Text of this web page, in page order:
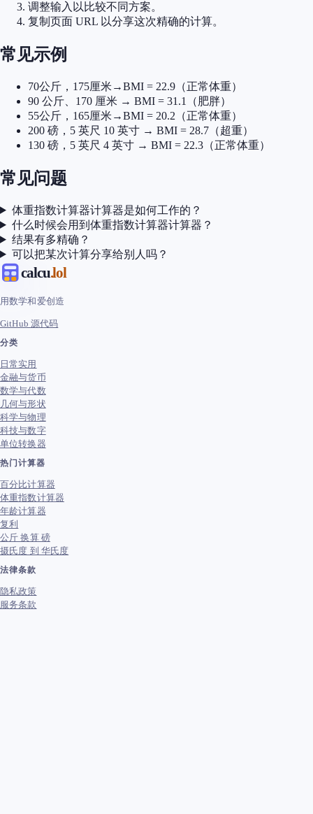
调整输入以比较不同方案。
复制页面 URL 以分享这次精确的计算。
常见示例
70公斤，175厘米→BMI = 22.9（正常体重）
90 公斤、170 厘米 → BMI = 31.1（肥胖）
55公斤，165厘米→BMI = 20.2（正常体重）
200 磅，5 英尺 10 英寸 → BMI = 28.7（超重）
130 磅，5 英尺 4 英寸 → BMI = 22.3（正常体重）
常见问题
体重指数计算器计算器是如何工作的？
什么时候会用到体重指数计算器计算器？
结果有多精确？
可以把某次计算分享给别人吗？
calcu.lol
用数学和爱创造
GitHub 源代码
分类
日常实用
金融与货币
数学与代数
几何与形状
科学与物理
科技与数字
单位转换器
热门计算器
百分比计算器
体重指数计算器
年龄计算器
复利
公斤 换算 磅
摄氏度 到 华氏度
法律条款
隐私政策
服务条款